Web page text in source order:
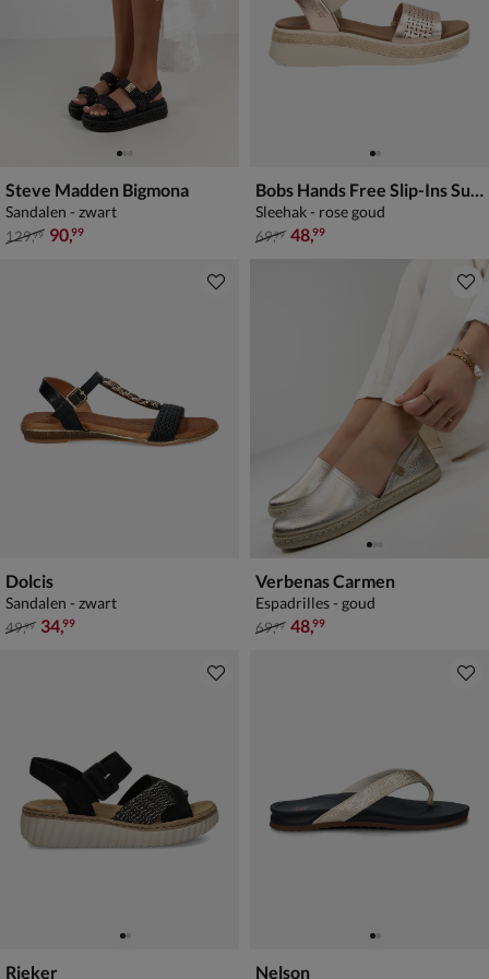
Steve Madden Bigmona
Sandalen - zwart
van € 129,99 voor € 90,99
129,99 90,99
Bobs Hands Free Slip-Ins Sun Ray
Sleehak - rose goud
van € 69,99 voor € 48,99
69,99 48,99
Dolcis
Sandalen - zwart
van € 49,99 voor € 34,99
49,99 34,99
Verbenas Carmen
Espadrilles - goud
van € 69,99 voor € 48,99
69,99 48,99
Rieker Nelson